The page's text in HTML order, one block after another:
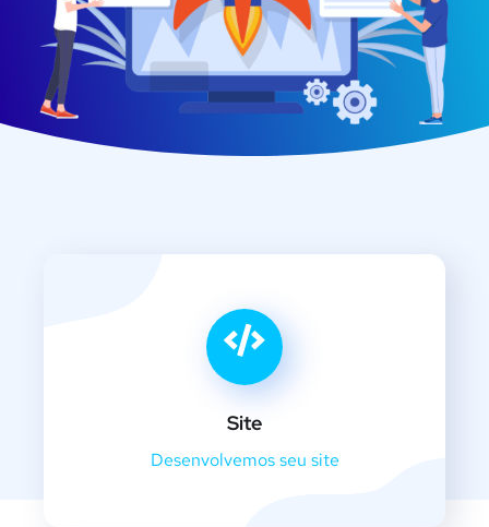
Site
Desenvolvemos seu site